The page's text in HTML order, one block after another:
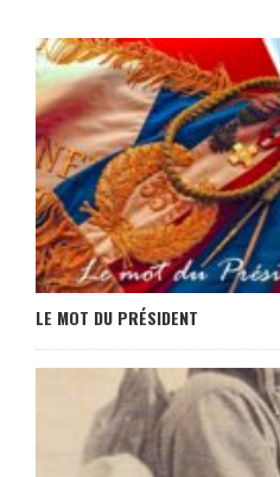
LE MOT DU PRÉSIDENT